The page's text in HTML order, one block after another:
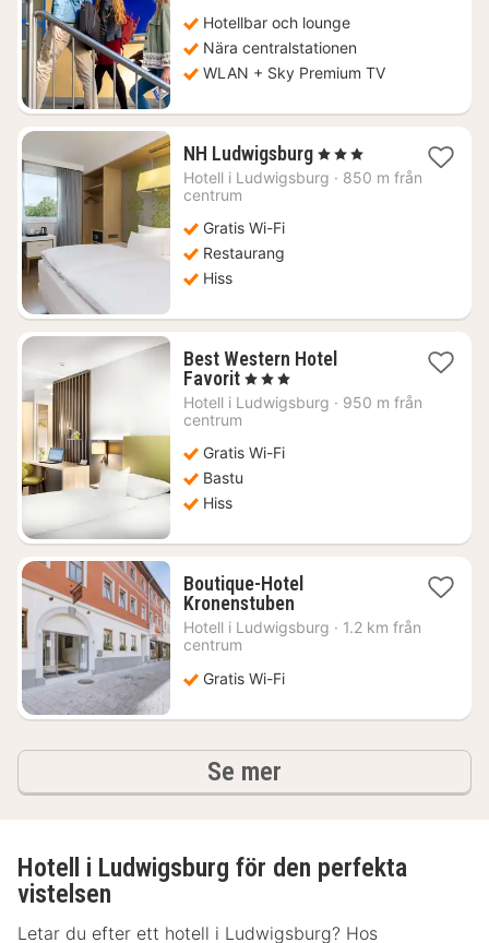
Hotellbar och lounge
Nära centralstationen
WLAN + Sky Premium TV
NH Ludwigsburg1
natt
från
, 3 Stjärnor
Hotell i Ludwigsburg · 850 m från
centrum
Gratis Wi-Fi
Restaurang
Hiss
Best Western Hotel
Favorit1
natt
kr.
, 3 Stjärnor
Hotell i Ludwigsburg · 950 m från
centrum
Gratis Wi-Fi
Bastu
Hiss
Boutique-Hotel
Kronenstuben1
natt
från
Hotell i Ludwigsburg · 1.2 km från
centrum
Gratis Wi-Fi
Se mer
Hotell i Ludwigsburg för den perfekta
vistelsen
Letar du efter ett hotell i Ludwigsburg? Hos